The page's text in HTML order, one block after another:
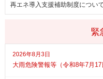
緊
2026年8月3日
大雨危険警報等（令和8年7月
再エネ導入支援補助制度につい